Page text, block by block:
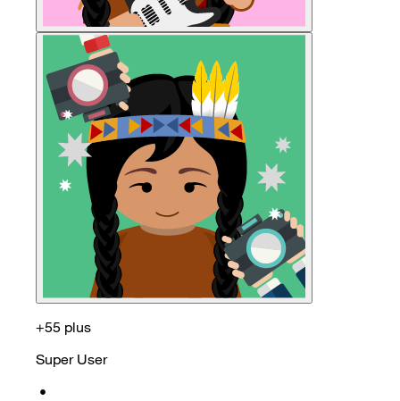
+55 plus
Super User
•